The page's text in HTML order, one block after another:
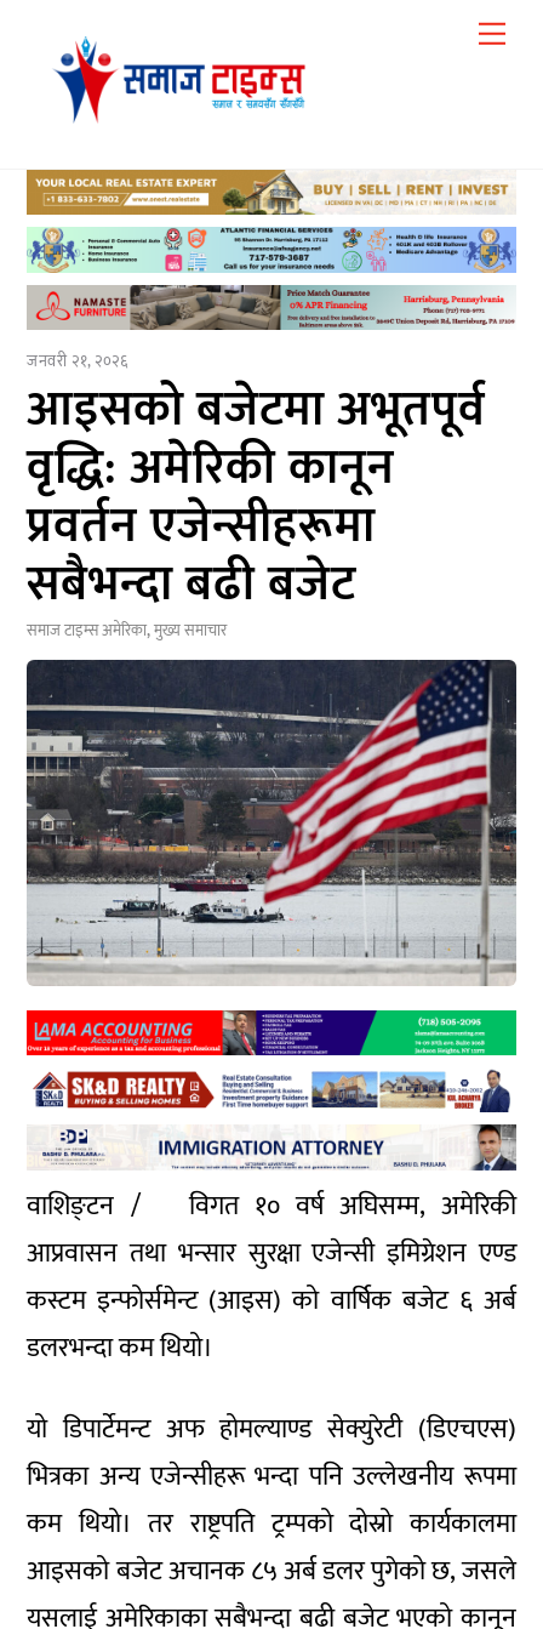
content
जनवरी २१, २०२६
आइसको बजेटमा अभूतपूर्व
वृद्धि: अमेरिकी कानून
प्रवर्तन एजेन्सीहरूमा
सबैभन्दा बढी बजेट
समाज टाइम्सअमेरिका,मुख्य समाचार
वाशिङ्टन / विगत १० वर्ष अघिसम्म, अमेरिकी
आप्रवासन तथा भन्सार सुरक्षा एजेन्सी इमिग्रेशन एण्ड
कस्टम इन्फोर्समेन्ट (आइस) को वार्षिक बजेट ६ अर्ब
डलरभन्दा कम थियो।
यो डिपार्टेमन्ट अफ होमल्याण्ड सेक्युरेटी (डिएचएस)
भित्रका अन्य एजेन्सीहरू भन्दा पनि उल्लेखनीय रूपमा
कम थियो। तर राष्ट्रपति ट्रम्पको दोस्रो कार्यकालमा
आइसको बजेट अचानक ८५ अर्ब डलर पुगेको छ, जसले
यसलाई अमेरिकाका सबैभन्दा बढी बजेट भएको कानून